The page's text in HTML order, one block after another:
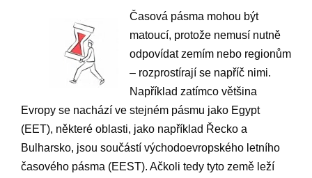
Časová pásma mohou být
matoucí, protože nemusí nutně
odpovídat zemím nebo regionům
– rozprostírají se napříč nimi.
Například zatímco většina
Evropy se nachází ve stejném pásmu jako Egypt
(EET), některé oblasti, jako například Řecko a
Bulharsko, jsou součástí východoevropského letního
časového pásma (EEST). Ačkoli tedy tyto země leží